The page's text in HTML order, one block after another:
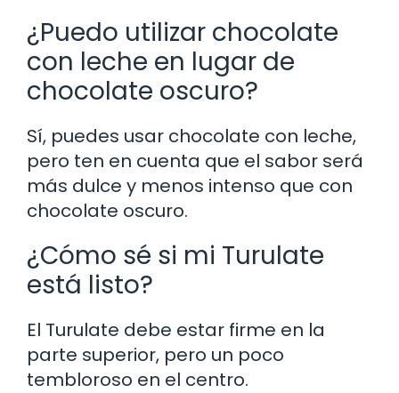
¿Puedo utilizar chocolate
con leche en lugar de
chocolate oscuro?
Sí, puedes usar chocolate con leche,
pero ten en cuenta que el sabor será
más dulce y menos intenso que con
chocolate oscuro.
¿Cómo sé si mi Turulate
está listo?
El Turulate debe estar firme en la
parte superior, pero un poco
tembloroso en el centro.